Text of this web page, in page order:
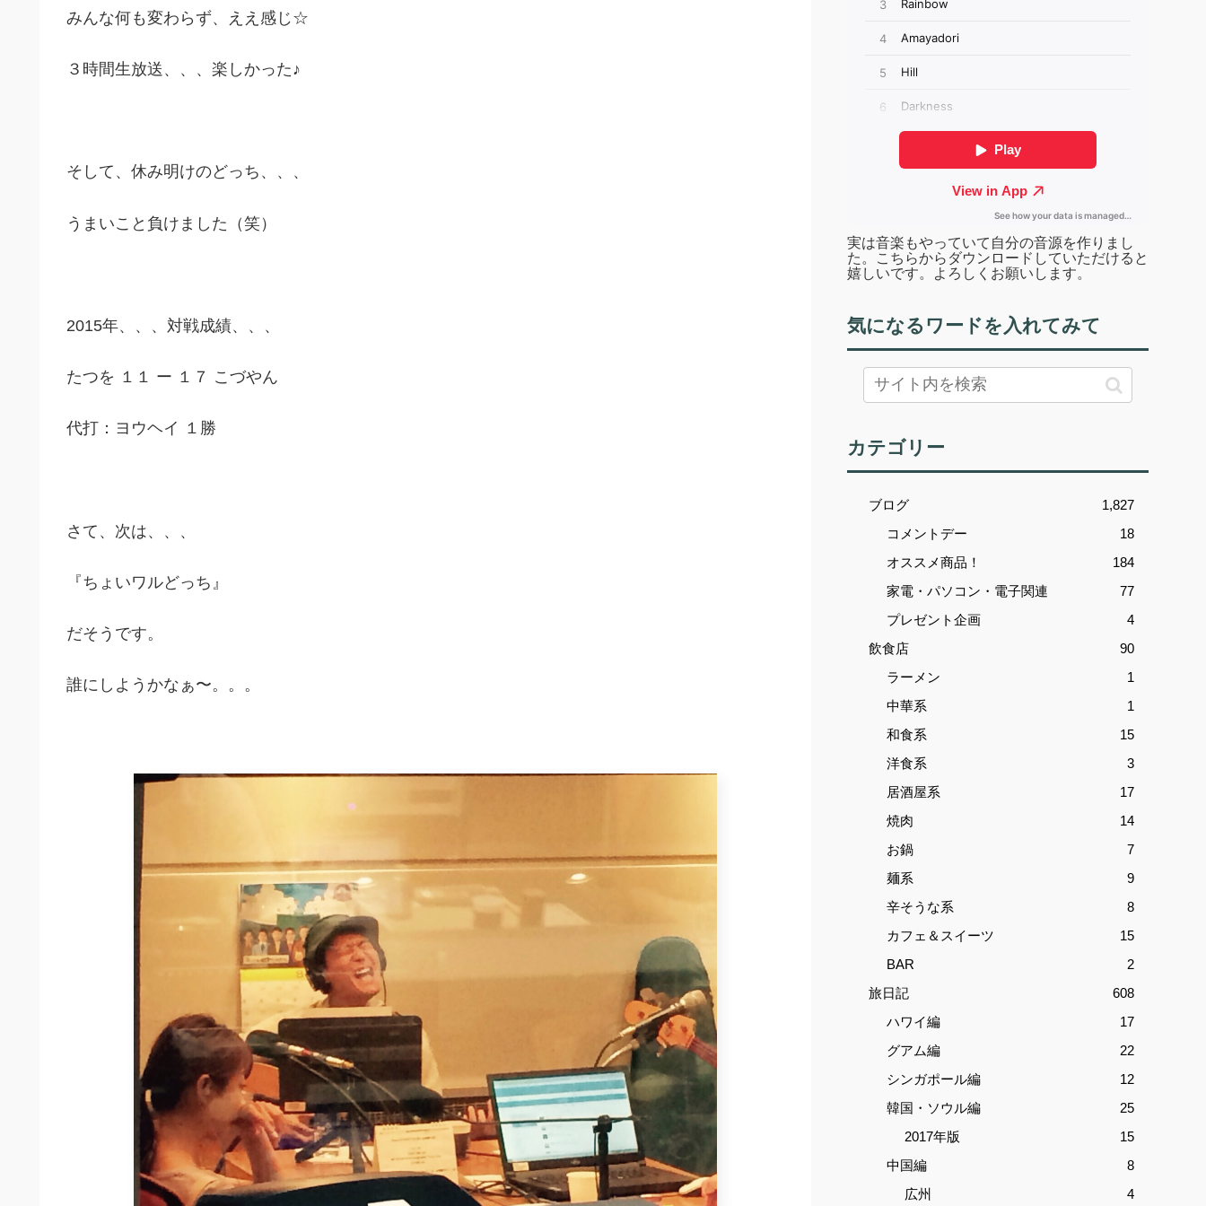
みんな何も変わらず、ええ感じ☆
３時間生放送、、、楽しかった♪
そして、休み明けのどっち、、、
うまいこと負けました（笑）
2015年、、、対戦成績、、、
たつを １１ ー １７ こづやん
代打：ヨウヘイ １勝
さて、次は、、、
『ちょいワルどっち』
だそうです。
誰にしようかなぁ〜。。。
実は音楽もやっていて自分の音源を作りまし
た。こちらからダウンロードしていただけると
嬉しいです。よろしくお願いします。
気になるワードを入れてみて
カテゴリー
ブログ
1,827
コメントデー
18
オススメ商品！
184
家電・パソコン・電子関連
77
プレゼント企画
4
飲食店
90
ラーメン
1
中華系
1
和食系
15
洋食系
3
居酒屋系
17
焼肉
14
お鍋
7
麺系
9
辛そうな系
8
カフェ＆スイーツ
15
BAR
2
旅日記
608
ハワイ編
17
グアム編
22
シンガポール編
12
韓国・ソウル編
25
2017年版
15
中国編
8
広州
4